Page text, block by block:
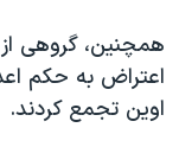
همچنین، گروهی از
اعتراض به حکم
اوین تجمع کردند.